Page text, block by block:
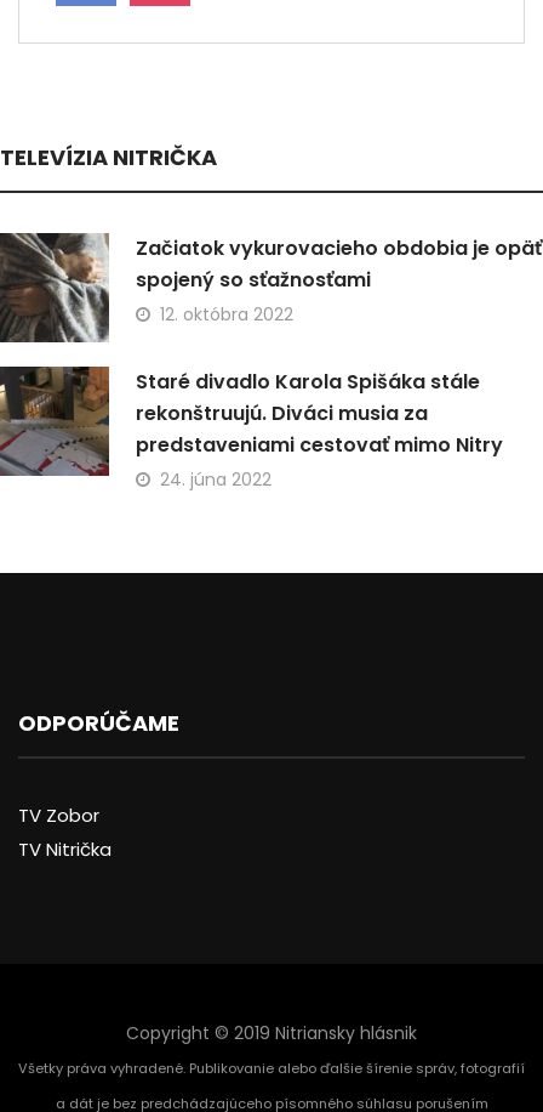
TELEVÍZIA NITRIČKA
Začiatok vykurovacieho obdobia je opäť
spojený so sťažnosťami
12. októbra 2022
Staré divadlo Karola Spišáka stále
rekonštruujú. Diváci musia za
predstaveniami cestovať mimo Nitry
24. júna 2022
ODPORÚČAME
TV Zobor
TV Nitrička
Copyright © 2019 Nitriansky hlásnik
Všetky práva vyhradené. Publikovanie alebo ďalšie šírenie správ, fotografií
a dát je bez predchádzajúceho písomného súhlasu porušením